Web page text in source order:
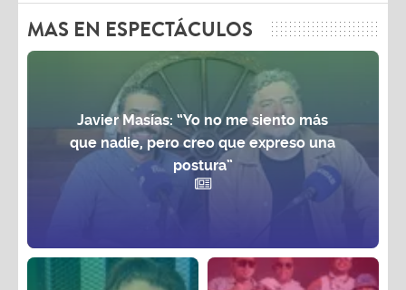
MAS EN ESPECTÁCULOS
Javier Masías: “Yo no me siento más
que nadie, pero creo que expreso una
postura”